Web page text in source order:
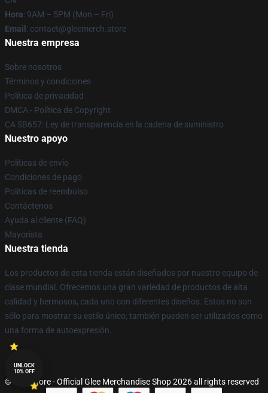
Hora: 9AM – 5PM (Mon – Fri)
Email : contact@gleemerch.store
Nuestra empresa
Sobre nosotros
Términos y condiciones
Política de privacidad
DMCA - Política de Copyright
CA SB657: Ley de transparencia en la cadena de suministro
Nuestro apoyo
Políticas de envío
Condiciones de pago
Políticas de reembolso
Contáctenos
Ayuda al cliente (FAQ)
Mayorista
Nuestra tienda
Los productos de esta tienda están diseñados por nuestro equipo de
clase mundial. Ofrecemos una gran variedad de productos de alta
calidad y hermosos, cada uno con diferentes diseños. Estos no son
sólo para mostrar su estilo único; también pueden ser utilizados como
una forma de autoexpresión.
© Glee Store - Official Glee Merchandise Shop 2026 all rights reserved
UNLOCK
10% OFF